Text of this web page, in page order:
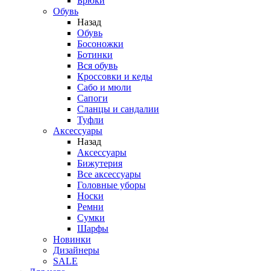
Обувь
Назад
Обувь
Босоножки
Ботинки
Вся обувь
Кроссовки и кеды
Сабо и мюли
Сапоги
Сланцы и сандалии
Туфли
Аксессуары
Назад
Аксессуары
Бижутерия
Все аксессуары
Головные уборы
Носки
Ремни
Сумки
Шарфы
Новинки
Дизайнеры
SALE